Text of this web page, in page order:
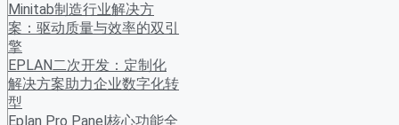
Minitab制造行业解决方
案：驱动质量与效率的双引
擎
EPLAN二次开发：定制化
解决方案助力企业数字化转
型
Eplan Pro Panel核心功能全